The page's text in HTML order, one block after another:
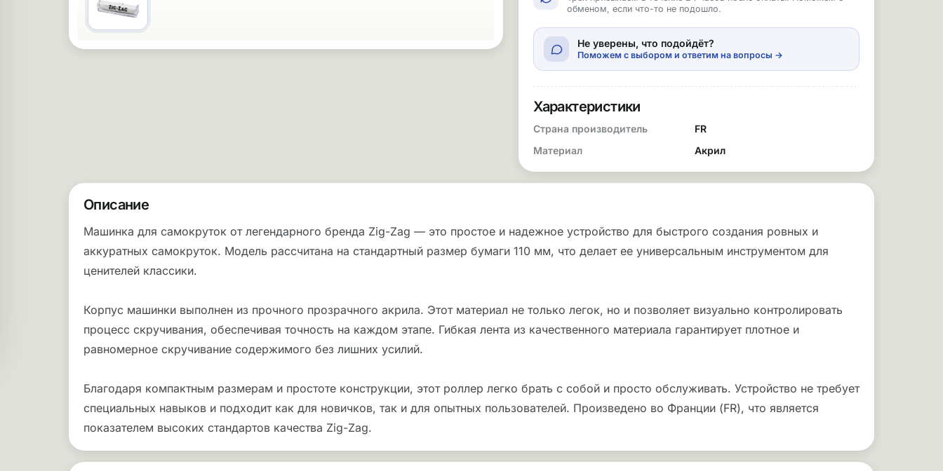
обменом, если что-то не подошло.
Не уверены, что подойдёт?
Поможем с выбором и ответим на вопросы →
Характеристики
Страна производитель
FR
Материал
Акрил
Описание
Машинка для самокруток от легендарного бренда Zig-Zag — это простое и надежное устройство для быстрого создания ровных и
аккуратных самокруток. Модель рассчитана на стандартный размер бумаги 110 мм, что делает ее универсальным инструментом для
ценителей классики.
Корпус машинки выполнен из прочного прозрачного акрила. Этот материал не только легок, но и позволяет визуально контролировать
процесс скручивания, обеспечивая точность на каждом этапе. Гибкая лента из качественного материала гарантирует плотное и
равномерное скручивание содержимого без лишних усилий.
Благодаря компактным размерам и простоте конструкции, этот роллер легко брать с собой и просто обслуживать. Устройство не требует
специальных навыков и подходит как для новичков, так и для опытных пользователей. Произведено во Франции (FR), что является
показателем высоких стандартов качества Zig-Zag.